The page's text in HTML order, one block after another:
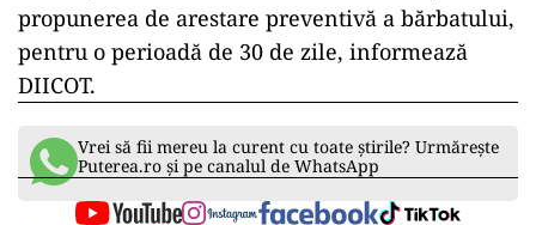
propunerea de arestare preventivă a bărbatului,
pentru o perioadă de 30 de zile, informează
DIICOT.
Vrei să fii mereu la curent cu toate știrile? Urmărește
Puterea.ro și pe canalul de WhatsApp